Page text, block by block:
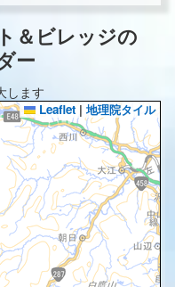
＆ビレッジの
ー
します
Leaflet | 地理院タイル